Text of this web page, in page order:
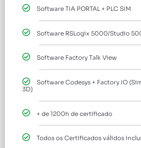
Software TIA PORTAL + PLC SIM
Software RSLogix 5000/Studio
Software Factory Talk View
Software Codesys + Factory IO
3D)
+ de 1200h de certificado
Todos os Certificados válidos